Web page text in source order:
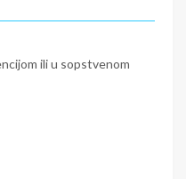
ili u sopstvenom